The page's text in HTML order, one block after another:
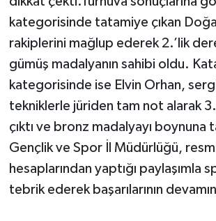
kategorisinde tatamiye çıkan
rakiplerini mağlup ederek 2.’lik
gümüş madalyanın sahibi oldu.
kategorisinde ise Elvin Orhan,
tekniklerle jüriden tam not alarak
çıktı ve bronz madalyayı boynuna
Gençlik ve Spor İl Müdürlüğü,
hesaplarından yaptığı paylaşımla
tebrik ederek başarılarının